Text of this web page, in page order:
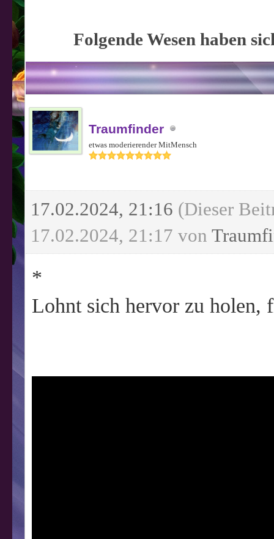
Folgende Wesen haben
Traumfinder
etwas moderierender MitMensch
17.02.2024, 21:16 (Dieser
17.02.2024, 21:17 von
*
Lohnt sich hervor zu holen,